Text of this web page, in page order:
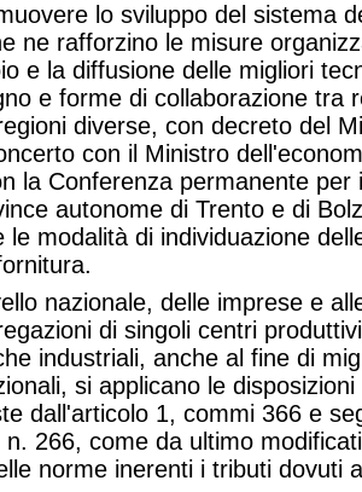
lo sviluppo del sistema
ne rafforzino le misure
e la diffusione delle migliori
e forme di collaborazione tra
diverse, con decreto del
con il Ministro
la Conferenza permanente
autonome di Trento e di
le modalità di individuazione
.
nazionale, delle imprese e
di singoli centri
industriali, anche al fine di
si applicano le
dall'articolo 1, commi 366 e
266, come da ultimo
norme inerenti i tributi dovuti